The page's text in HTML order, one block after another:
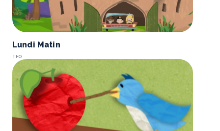
Lundi Matin
TFO